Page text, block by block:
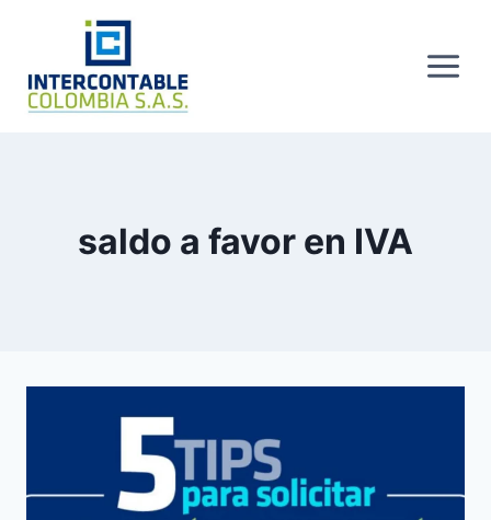
content
saldo a favor en IVA